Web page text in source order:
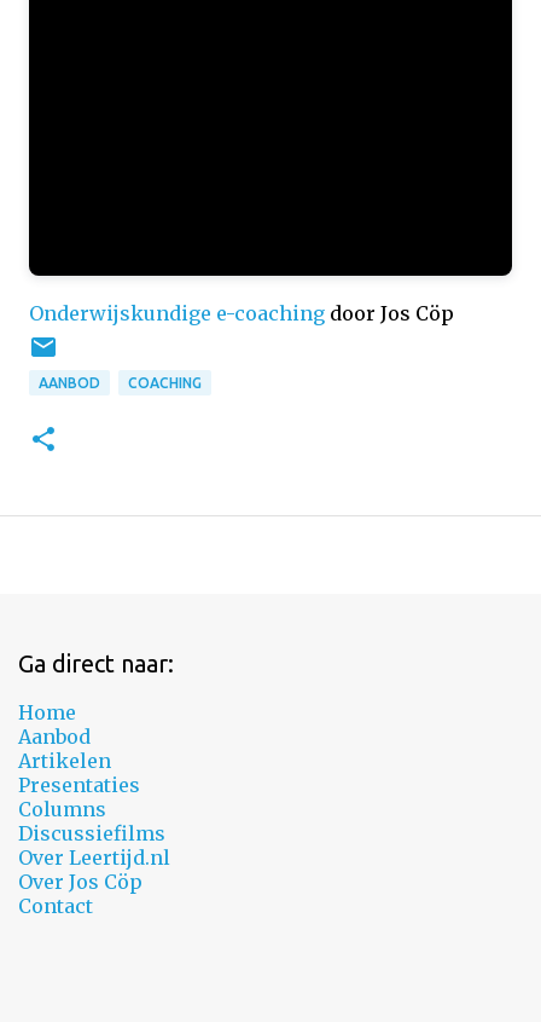
Onderwijskundige e-coaching door Jos Cöp
AANBOD COACHING
Ga direct naar:
Home
Aanbod
Artikelen
Presentaties
Columns
Discussiefilms
Over Leertijd.nl
Over Jos Cöp
Contact